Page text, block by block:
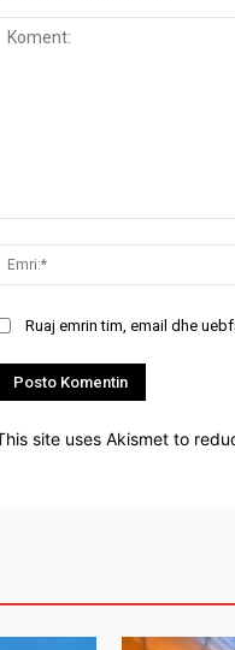
Ruaj emrin tim, email dhe
site uses Akismet to